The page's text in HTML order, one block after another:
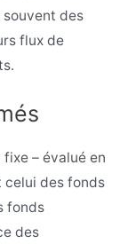
des
flux de
– évalué en
celui des fonds
fonds
des